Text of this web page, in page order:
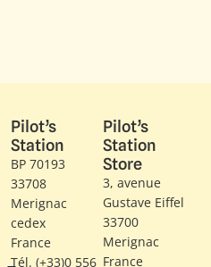
Pilot’s
Station
BP 70193
33708
Merignac
cedex
France
Tél. (+33)0 556
Pilot’s
Station
Store
3, avenue
Gustave Eiffel​
33700
Merignac
France